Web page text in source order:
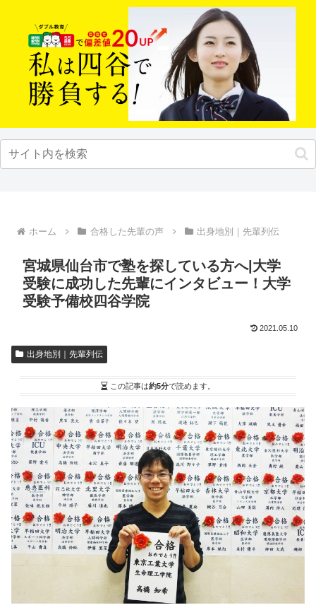
ホーム 合格した先輩の声 出身地別｜先輩列伝
宮城県仙台市で塾を探している方へ|大学
受験に成功した先輩にインタビュー！大学
受験予備校四谷学院
2021.05.10
出身地別｜先輩列伝
この記事は約5分で読めます。